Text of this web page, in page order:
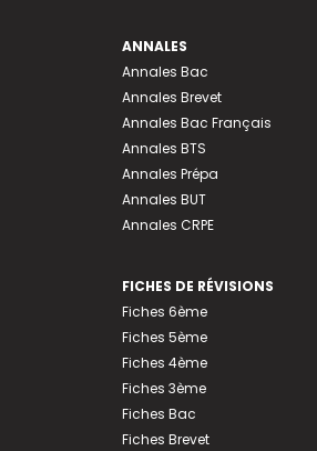
ANNALES
Annales Bac
Annales Brevet
Annales Bac Français
Annales BTS
Annales Prépa
Annales BUT
Annales CRPE
FICHES DE RÉVISIONS
Fiches 6ème
Fiches 5ème
Fiches 4ème
Fiches 3ème
Fiches Bac
Fiches Brevet